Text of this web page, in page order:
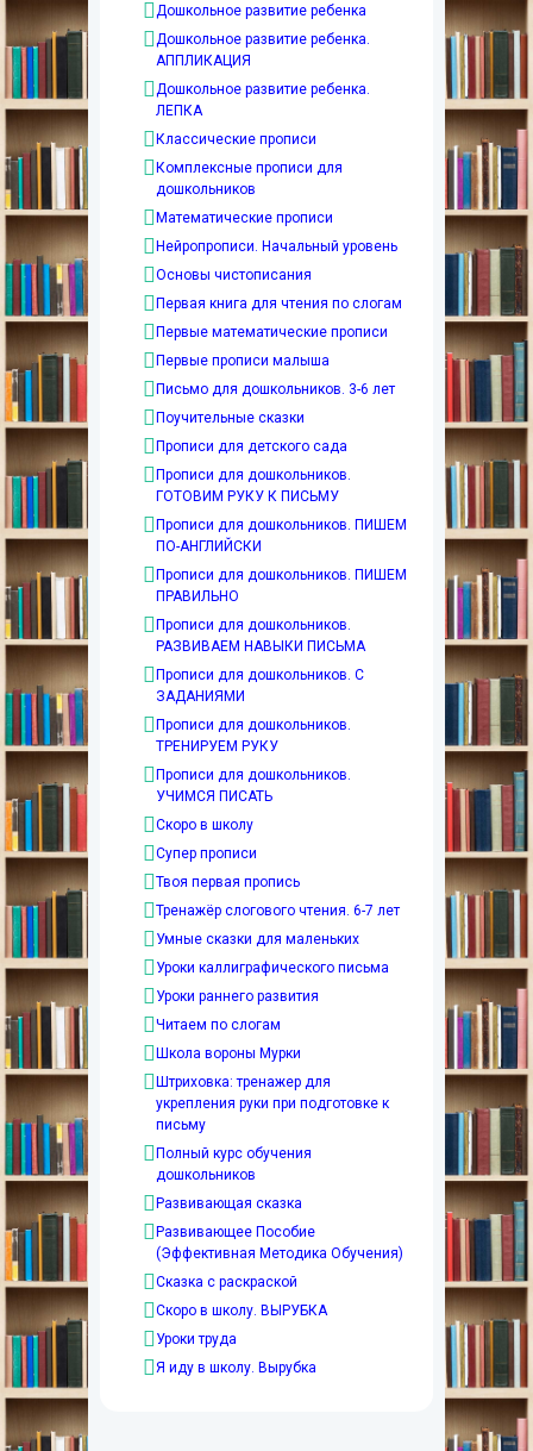
Дошкольное развитие ребенка
Дошкольное развитие ребенка.
АППЛИКАЦИЯ
Дошкольное развитие ребенка.
ЛЕПКА
Классические прописи
Комплексные прописи для
дошкольников
Математические прописи
Нейропрописи. Начальный уровень
Основы чистописания
Первая книга для чтения по слогам
Первые математические прописи
Первые прописи малыша
Письмо для дошкольников. 3-6 лет
Поучительные сказки
Прописи для детского сада
Прописи для дошкольников.
ГОТОВИМ РУКУ К ПИСЬМУ
Прописи для дошкольников. ПИШЕМ
ПО-АНГЛИЙСКИ
Прописи для дошкольников. ПИШЕМ
ПРАВИЛЬНО
Прописи для дошкольников.
РАЗВИВАЕМ НАВЫКИ ПИСЬМА
Прописи для дошкольников. С
ЗАДАНИЯМИ
Прописи для дошкольников.
ТРЕНИРУЕМ РУКУ
Прописи для дошкольников.
УЧИМСЯ ПИСАТЬ
Скоро в школу
Супер прописи
Твоя первая пропись
Тренажёр слогового чтения. 6-7 лет
Умные сказки для маленьких
Уроки каллиграфического письма
Уроки раннего развития
Читаем по слогам
Школа вороны Мурки
Штриховка: тренажер для
укрепления руки при подготовке к
письму
Полный курс обучения
дошкольников
Развивающая сказка
Развивающее Пособие
(Эффективная Методика Обучения)
Сказка с раскраской
Скоро в школу. ВЫРУБКА
Уроки труда
Я иду в школу. Вырубка